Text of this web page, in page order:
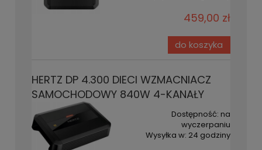
459,00 zł
do koszyka
HERTZ DP 4.300 DIECI WZMACNIACZ
SAMOCHODOWY 840W 4-KANAŁY
Dostępność: na
wyczerpaniu
Wysyłka w: 24 godziny